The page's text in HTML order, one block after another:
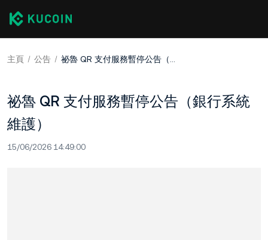
主頁 公告 祕魯 QR 支付服務暫停公告（銀行系統維護）
祕魯 QR 支付服務暫停公告（銀行系統
維護）
15/06/2026 14:49:00